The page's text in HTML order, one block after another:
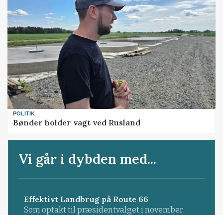
POLITIK
Bønder holder vagt ved Rusland
Vi går i dybden med...
Effektivt Landbrug på Route 66
Som optakt til præsidentvalget i november